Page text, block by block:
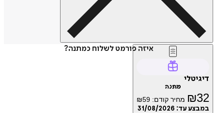
איזה פורמט לשלוח כמתנה?
דיגיטלי
מתנה
₪32 מחיר קודם: ₪59
במבצע עד: 31/08/2026